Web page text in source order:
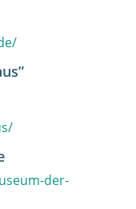
der-